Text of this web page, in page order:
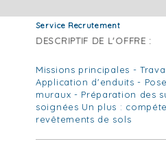
Service Recrutement
DESCRIPTIF DE L'OFFRE :
Missions principales -
Application d'enduits -
muraux - Préparation des
soignées Un plus :
revêtements de sols